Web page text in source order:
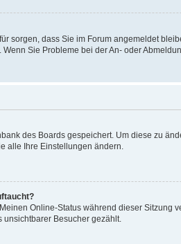
sorgen, dass Sie im Forum angemeldet
Sie Probleme bei der An- oder
des Boards gespeichert. Um diese zu
alle Ihre Einstellungen ändern.
Online-Status während dieser Sitzung
Besucher gezählt.